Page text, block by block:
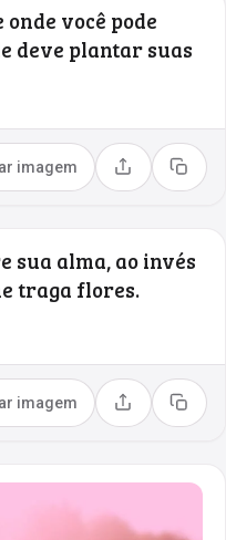
você pode
deve plantar suas
imagem Compartilhar
Copiar
sua alma, ao invés
traga flores.
imagem Compartilhar
Copiar